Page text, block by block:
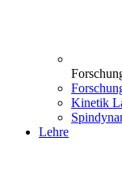
Kinetik
Lehre